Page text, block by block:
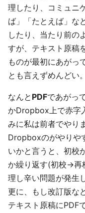
理したり、コミュニ
ば」「たとえば」な
したり、当たり前の
すが、テキスト原稿
ものが最初にあがっ
とも言えずめんどい。
なんと PDFであがっ
かDropbox上で赤字
みに私は前者でやり
Dropboxのがやりや
いかと言うと、初校
か繰り返す(初校→
理し辛い問題が発生
更に、もし改訂版な
テキスト原稿にPDF